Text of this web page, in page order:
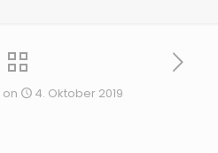
on 4. Oktober 2019